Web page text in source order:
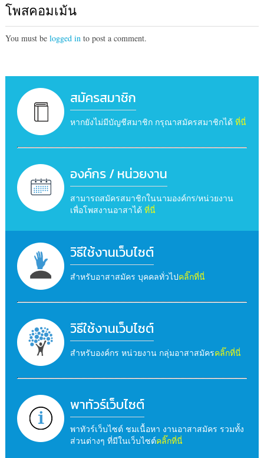
โพสคอมเม้น
You must be logged into post a comment.
สมัครสมาชิก
หากยังไม่มีบัญชีสมาชิก กรุณาสมัครสมาชิกได้ ที่นี่
องค์กร / หน่วยงาน
สามารถสมัครสมาชิกในนามองค์กร/หน่วยงาน
เพื่อโพสงานอาสาได้ ที่นี่
วิธีใช้งานเว็บไซต์
สำหรับอาสาสมัคร บุคคลทั่วไปคลิ๊กที่นี่
วิธีใช้งานเว็บไซต์
สำหรับองค์กร หน่วยงาน กลุ่มอาสาสมัครคลิ๊กที่นี่
พาทัวร์เว็บไซต์
พาทัวร์เว็บไซต์ ชมเนื้อหา งานอาสาสมัคร รวมทั้ง
ส่วนต่างๆ ที่มีในเว็บไซต์คลิ๊กที่นี่